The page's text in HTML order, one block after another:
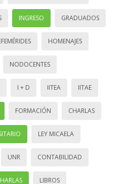
INGRESO GRADUADOS
HOMENAJES
NODOCENTES
I + D IITEA IITAE
FORMACIÓN CHARLAS
LEY MICAELA
UNR CONTABILIDAD
LIBROS